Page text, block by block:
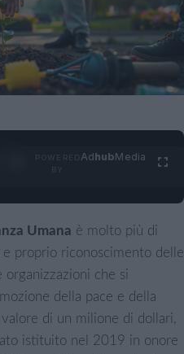
AdhubMedia
Umana è molto più di
proprio riconoscimento delle
che si
della pace e della
di un milione di dollari,
istituito nel 2019 in onore